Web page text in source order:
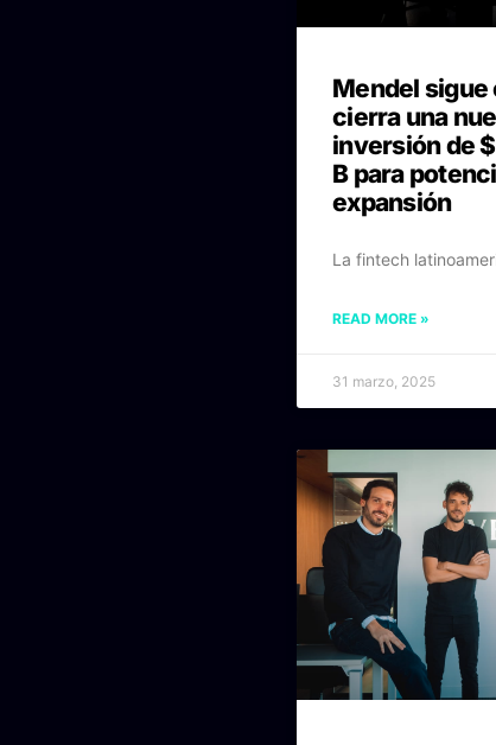
Mendel
cierra una
inversión de
B para
expansión
La fintech
READ MORE »
31 marzo, 2025